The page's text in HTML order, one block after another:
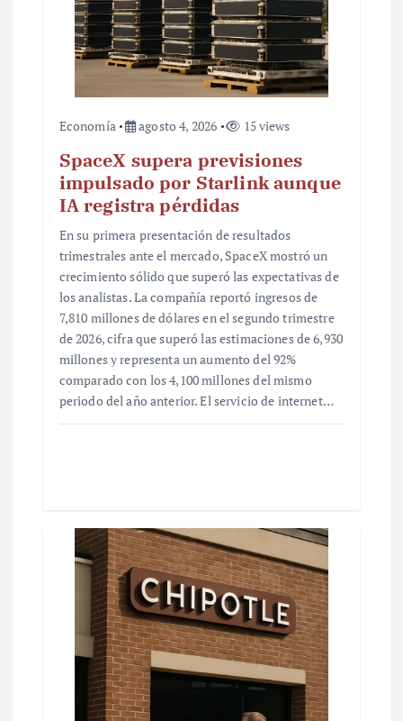
Economía agosto 4, 2026 15 views
SpaceX supera previsiones
impulsado por Starlink aunque
IA registra pérdidas
En su primera presentación de resultados
trimestrales ante el mercado, SpaceX mostró un
crecimiento sólido que superó las expectativas de
los analistas. La compañía reportó ingresos de
7,810 millones de dólares en el segundo trimestre
de 2026, cifra que superó las estimaciones de 6,930
millones y representa un aumento del 92%
comparado con los 4,100 millones del mismo
periodo del año anterior. El servicio de internet…